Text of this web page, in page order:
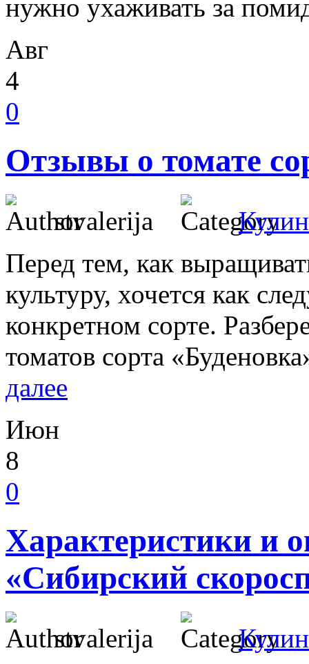
нужно ухаживать за
Авг
4
0
Отзывы о томате
stvalerija
Перед тем, как
культуру, хочется как
конкретном сорте.
томатов сорта
далее
Июн
8
0
Характеристики и
«Сибирский
stvalerija